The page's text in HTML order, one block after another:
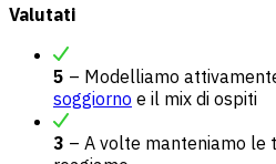
Valutati
5 – Modelliamo
soggiorno e il mix di ospiti
3 – A volte manteniamo le